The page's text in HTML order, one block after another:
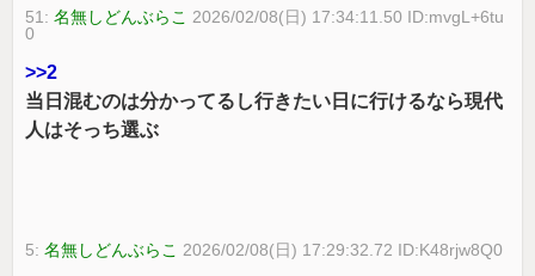
51:名無しどんぶらこ 2026/02/08(日) 17:34:11.50 ID:mvgL+6tu
0
>>2
当日混むのは分かってるし行きたい日に行けるなら現代
人はそっち選ぶ
5:名無しどんぶらこ 2026/02/08(日) 17:29:32.72 ID:K48rjw8Q0